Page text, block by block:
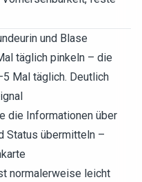
und Blase
täglich pinkeln – die
Mal täglich. Deutlich
die Informationen über
Status übermitteln –
normalerweise leicht